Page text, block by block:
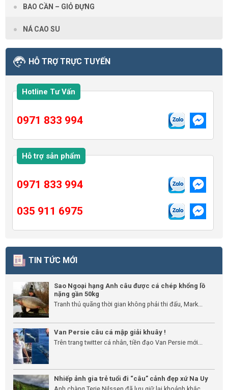
BAO CẦN – GIỎ ĐỰNG
NÁ CAO SU
HỖ TRỢ TRỰC TUYẾN
Hotline Tư Vấn
0971 833 994
Hỗ trợ sản phẩm
0971 833 994
035 911 6975
TIN TỨC MỚI
Sao Ngoại hạng Anh câu được cá chép khổng lồ
nặng gần 50kg
Tranh thủ quãng thời gian không phải thi đấu, Mark...
Van Persie câu cá mập giải khuây !
Trên trang twitter cá nhân, tiền đạo Van Persie mới...
Nhiếp ảnh gia trẻ tuổi đi “câu” cảnh đẹp xứ Na Uy